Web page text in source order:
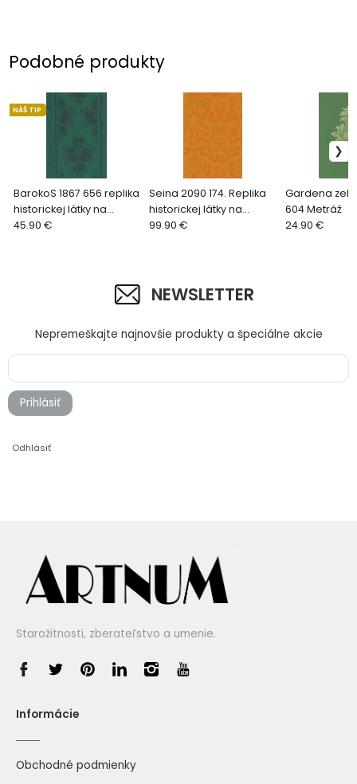
Podobné produkty
BarokoS 1867 656 replika
historickej látky na
čalúnenie tmavo zelená
NÁŠ TIP
45.90 €
Seina 2090 174. Replika
historickej látky na
čalúnenie zlatá
99.90 €
Gardena
604 Metráž
24.90 €
NEWSLETTER
Nepremeškajte najnovšie produkty a špeciálne akcie
Prihlásiť
Odhlásiť
Starožitnosti, zberateľstvo a umenie.
Informácie
Obchodné podmienky